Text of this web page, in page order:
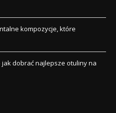
kompozycje, które
dobrać najlepsze otuliny na